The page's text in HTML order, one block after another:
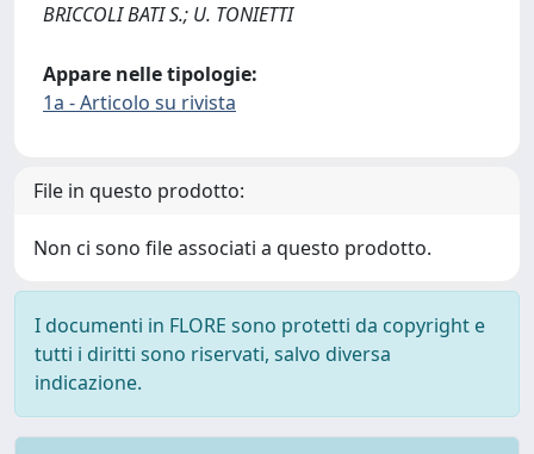
BRICCOLI BATI S.; U. TONIETTI
Appare nelle tipologie:
1a - Articolo su rivista
File in questo prodotto:
Non ci sono file associati a questo prodotto.
I documenti in FLORE sono protetti da copyright e
tutti i diritti sono riservati, salvo diversa
indicazione.